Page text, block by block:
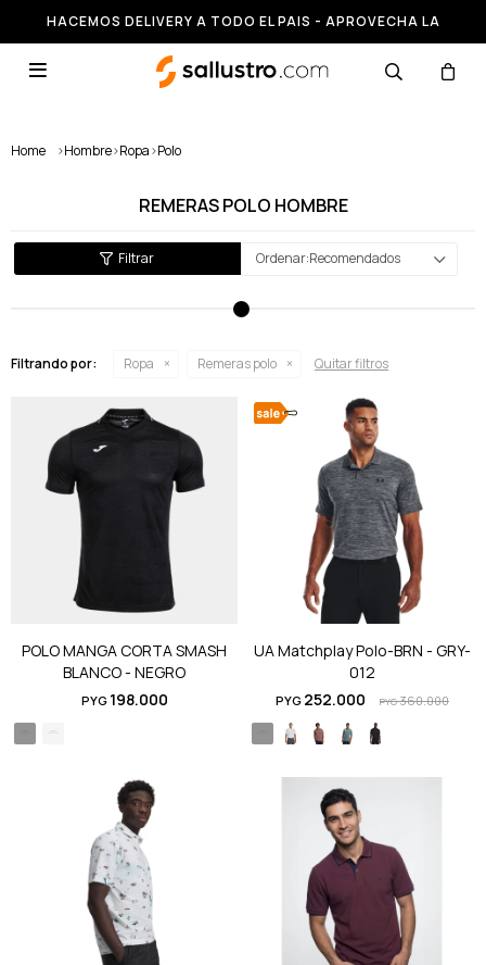
HACEMOS DELIVERY A TODO EL PAIS - APROVECHA LA
RUNNING HASTA 50% OFF

Home >Hombre>Ropa>Polo
REMERAS POLO HOMBRE
Recomendados
Filtrando por: Ropa Remeras polo Quitar filtros
POLO MANGA CORTA SMASH
BLANCO - NEGRO
PYG 198.000
UA Matchplay Polo-BRN - GRY-
012
PYG 252.000 PYG360.000